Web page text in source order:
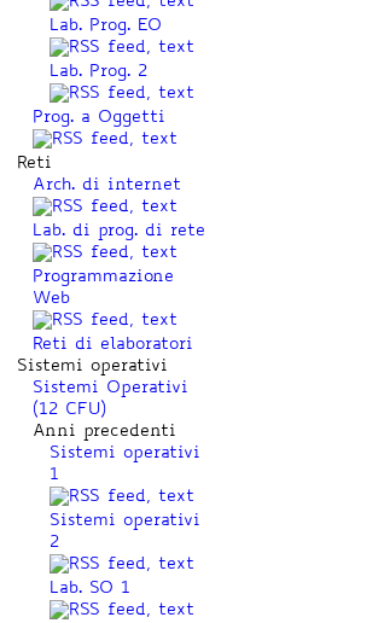
Lab. Prog. EO
Lab. Prog. 2
Prog. a Oggetti
Reti
Arch. di internet
Lab. di prog. di rete
Programmazione
Web
Reti di elaboratori
Sistemi operativi
Sistemi Operativi
(12 CFU)
Anni precedenti
Sistemi operativi
1
Sistemi operativi
2
Lab. SO 1